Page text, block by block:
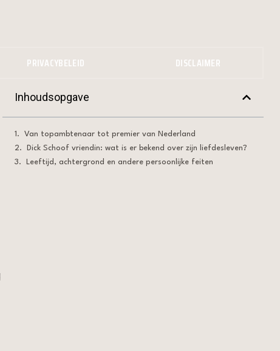
PRIVACYBELEID DISCLAIMER
Inhoudsopgave
Van topambtenaar tot premier van Nederland
Dick Schoof vriendin: wat is er bekend over zijn liefdesleven?
Leeftijd, achtergrond en andere persoonlijke feiten